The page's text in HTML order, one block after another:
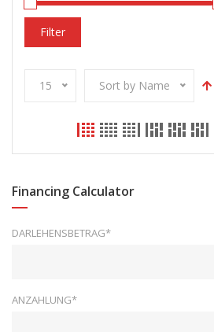
Filter
15 Sort by Name
Financing Calculator
DARLEHENSBETRAG*
ANZAHLUNG*